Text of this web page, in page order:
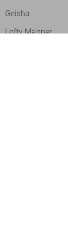
Geisha
Lofty Manner